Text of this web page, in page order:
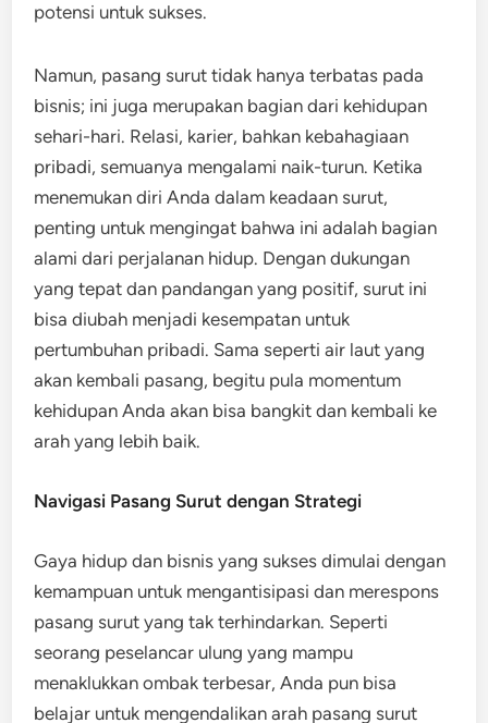
potensi untuk sukses.
Namun, pasang surut tidak hanya terbatas pada
bisnis; ini juga merupakan bagian dari kehidupan
sehari-hari. Relasi, karier, bahkan kebahagiaan
pribadi, semuanya mengalami naik-turun. Ketika
menemukan diri Anda dalam keadaan surut,
penting untuk mengingat bahwa ini adalah bagian
alami dari perjalanan hidup. Dengan dukungan
yang tepat dan pandangan yang positif, surut ini
bisa diubah menjadi kesempatan untuk
pertumbuhan pribadi. Sama seperti air laut yang
akan kembali pasang, begitu pula momentum
kehidupan Anda akan bisa bangkit dan kembali ke
arah yang lebih baik.
Navigasi Pasang Surut dengan Strategi
Gaya hidup dan bisnis yang sukses dimulai dengan
kemampuan untuk mengantisipasi dan merespons
pasang surut yang tak terhindarkan. Seperti
seorang peselancar ulung yang mampu
menaklukkan ombak terbesar, Anda pun bisa
belajar untuk mengendalikan arah pasang surut